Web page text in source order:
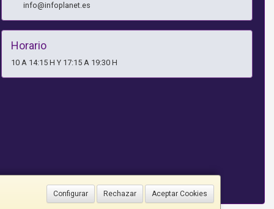
Configurar Rechazar Aceptar Cookies
info@infoplanet.es
Horario
10 A 14:15 H Y 17:15 A 19:30 H